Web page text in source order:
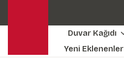
Duvar Kağıdı
Yeni Eklenenler